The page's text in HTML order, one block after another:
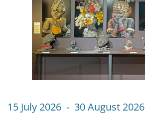
15 July 2026 - 30 August 2026